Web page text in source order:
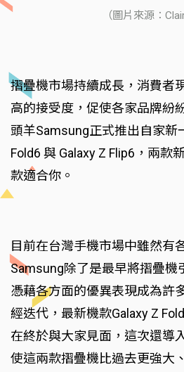
（圖片來源：
摺疊機市場持續成長，消費者
高的接受度，促使各家品牌紛
頭羊Samsung正式推出自家新
Fold6 與 Galaxy Z Flip6，兩款
款適合你。
目前在台灣手機市場中雖然有
Samsung除了是最早將摺疊機
憑藉各方面的優異表現成為許
經迭代，最新機款Galaxy Z
在終於與大家見面，這次還導
使這兩款摺疊機比過去更強大